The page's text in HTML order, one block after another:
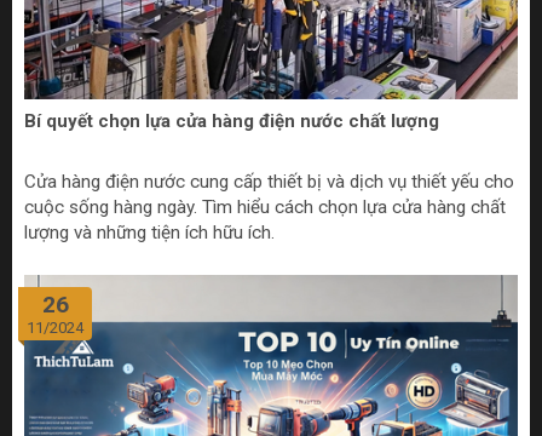
Bí quyết chọn lựa cửa hàng điện nước chất lượng
Cửa hàng điện nước cung cấp thiết bị và dịch vụ thiết yếu cho
cuộc sống hàng ngày. Tìm hiểu cách chọn lựa cửa hàng chất
lượng và những tiện ích hữu ích.
26
11/2024